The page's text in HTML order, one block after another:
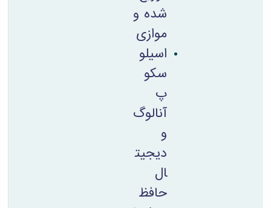
شده و
موازی
اسیلو
سکو
پ
آنالوگ
و
دیجیت
ال
حافظ